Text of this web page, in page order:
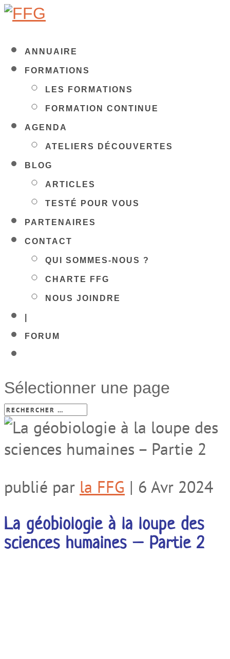
ANNUAIRE
FORMATIONS
LES FORMATIONS
FORMATION CONTINUE
AGENDA
ATELIERS DÉCOUVERTES
BLOG
ARTICLES
TESTÉ POUR VOUS
PARTENAIRES
CONTACT
QUI SOMMES-NOUS ?
CHARTE FFG
NOUS JOINDRE
FORUM
Sélectionner une page
publié par la FFG | 6 Avr 2024
La géobiologie à la loupe des
sciences humaines – Partie 2